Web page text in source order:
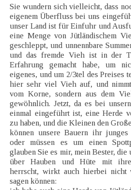
Sie wundern sich vielleicht, dass
eigenem Überfluss bei uns
unser Land ist für Einfuhr und
eine Menge von Jütländischem
geschleppt, und unnennbare
und das fremde Vieh ist in der
Erfahrung gemacht habe, um
eigenes, und um 2/3tel des Preises
hier sehr viel Vieh auf, und
vom Korne, sondern aus dem
gewöhnlich. Jetzt, da es bei
einmal eingeführt ist, eine Herde
zu haben, und die Kleinen den
können unsere Bauern ihr
oder müssen es um einen
glauben Sie es mir, mein Bester,
über Hauben und Hüte mit
herrscht, wirkt auch hierbei
sagen können: